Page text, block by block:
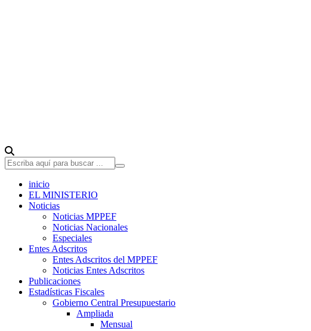
inicio
EL MINISTERIO
Noticias
Noticias MPPEF
Noticias Nacionales
Especiales
Entes Adscritos
Entes Adscritos del MPPEF
Noticias Entes Adscritos
Publicaciones
Estadísticas Fiscales
Gobierno Central Presupuestario
Ampliada
Mensual